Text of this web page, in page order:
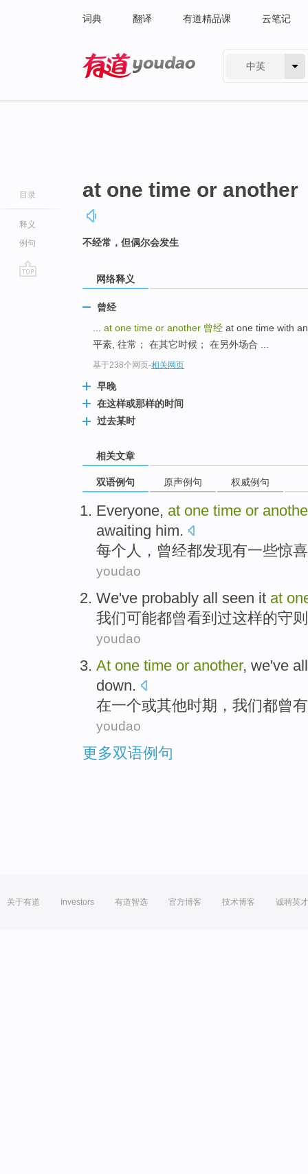
词典 翻译 有道精品课 云笔记
中英
目录
释义
例句
at one time or another
不经常，但偶尔会发生
网络释义
曾经
at one time or another 曾经 at one time with
平素, 往常； 在其它时候； 在另外场合 ...
基于238个网页-相关网页
早晚
在这样或那样的时间
过去某时
相关文章
双语例句 原声例句 权威例句
Everyone, at one time or
awaiting him.
每个人 ， 曾经都发现有一些惊喜
youdao
We've probably all seen it at
我们可能都曾看到 过这样的守
youdao
At one time or another, we've all
down.
在一个或其他时期 ， 我们都曾
youdao
更多双语例句
关于有道 Investors 有道智选 官方博客 技术博客 诚聘英才